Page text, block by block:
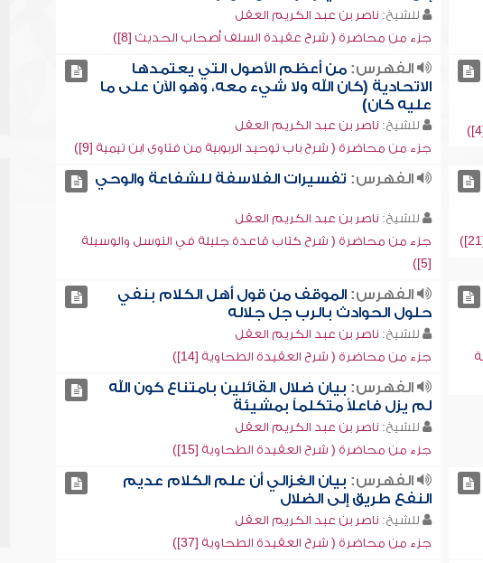
للشيخ: ناصر بن عبد الكريم العقل
جزء من محاضرة ( شرح عقيدة السلف أصحاب الحديث [8])
الفهرس: من أعظم الأصول التي يعتمدها
الاتحادية (كان الله ولا شيء معه، وهو الآن على ما
عليه كان)
للشيخ: ناصر بن عبد الكريم العقل
جزء من محاضرة ( شرح باب توحيد الربوبية من فتاوى ابن تيمية [9])
الفهرس: تفسيرات الفلاسفة للشفاعة والوحي
للشيخ: ناصر بن عبد الكريم العقل
جزء من محاضرة ( شرح كتاب قاعدة جليلة في التوسل والوسيلة
[5])
الفهرس: الموقف من قول أهل الكلام بنفي
حلول الحوادث بالرب جل جلاله
للشيخ: ناصر بن عبد الكريم العقل
جزء من محاضرة ( شرح العقيدة الطحاوية [14])
الفهرس: بيان ضلال القائلين بامتناع كون الله
لم يزل فاعلاً متكلماً بمشيئة
للشيخ: ناصر بن عبد الكريم العقل
جزء من محاضرة ( شرح العقيدة الطحاوية [15])
الفهرس: بيان الغزالي أن علم الكلام عديم
النفع طريق إلى الضلال
للشيخ: ناصر بن عبد الكريم العقل
جزء من محاضرة ( شرح العقيدة الطحاوية [37])